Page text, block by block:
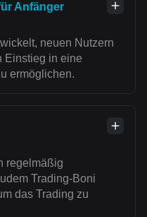
Anfänger
neuen Nutzern
Einstieg in eine
ermöglichen.
regelmäßig
Trading-Boni
das Trading zu